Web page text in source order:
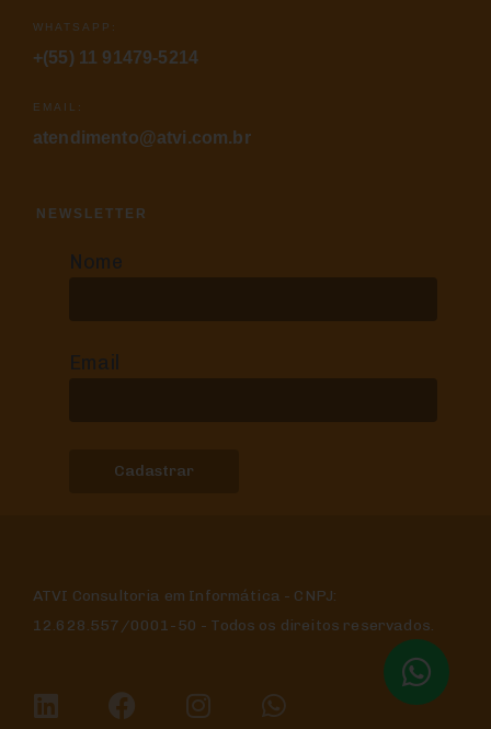
WHATSAPP:
+(55) 11 91479-5214
EMAIL:
atendimento@atvi.com.br
NEWSLETTER
Nome
Email
ATVI Consultoria em Informática - CNPJ:
12.628.557/0001-50 - Todos os direitos reservados.